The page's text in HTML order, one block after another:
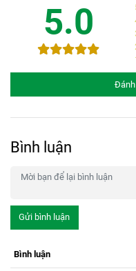
5.0
Đánh
Bình luận
Gửi bình luận
Bình luận